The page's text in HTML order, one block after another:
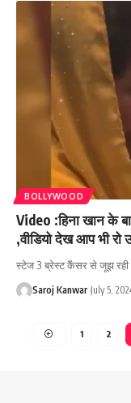
BOLLYWOOD
Video :हिना खान के
,वीडियो देख आप भी रो
स्टेज 3 ब्रेस्ट कैंसर से जूझ रही
Saroj Kanwar July 5,
1 2